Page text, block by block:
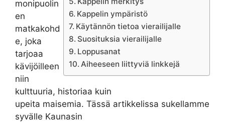
Kappelin ympäristö
Käytännön tietoa vierailijalle
Suosituksia vierailijalle
Loppusanat
Aiheeseen liittyviä linkkejä
monipuolin
en
matkakohd
e, joka
tarjoaa
kävijöilleen
niin
kulttuuria, historiaa kuin
upeita maisemia. Tässä artikkelissa sukellamme
syvälle Kaunasin